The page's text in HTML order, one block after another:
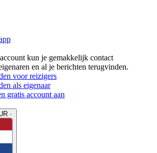
kun je gemakkelijk contact
en al je berichten terugvinden.
voor reizigers
als eigenaar
gratis account aan